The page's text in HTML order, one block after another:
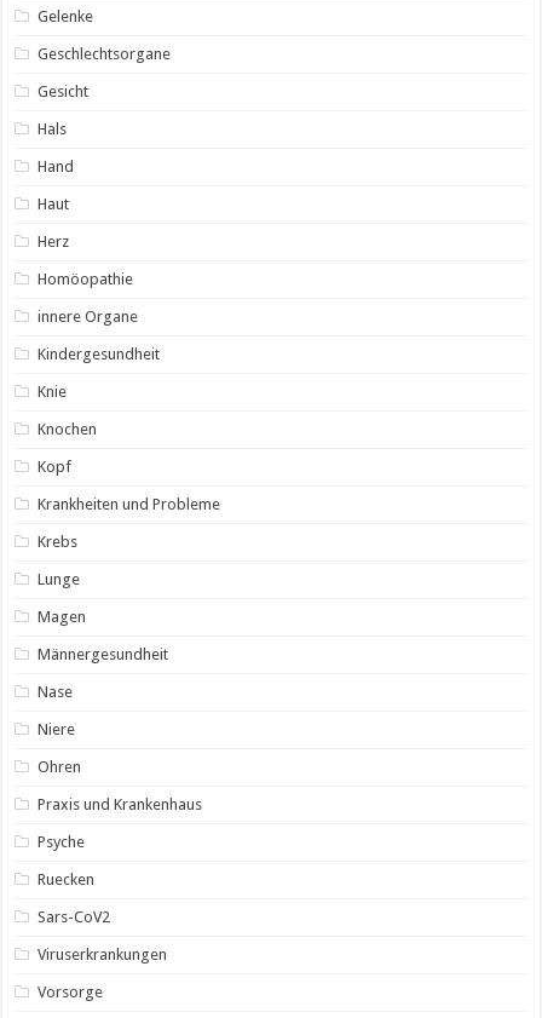
Gelenke
Geschlechtsorgane
Gesicht
Hals
Hand
Haut
Herz
Homöopathie
innere Organe
Kindergesundheit
Knie
Knochen
Kopf
Krankheiten und Probleme
Krebs
Lunge
Magen
Männergesundheit
Nase
Niere
Ohren
Praxis und Krankenhaus
Psyche
Ruecken
Sars-CoV2
Viruserkrankungen
Vorsorge